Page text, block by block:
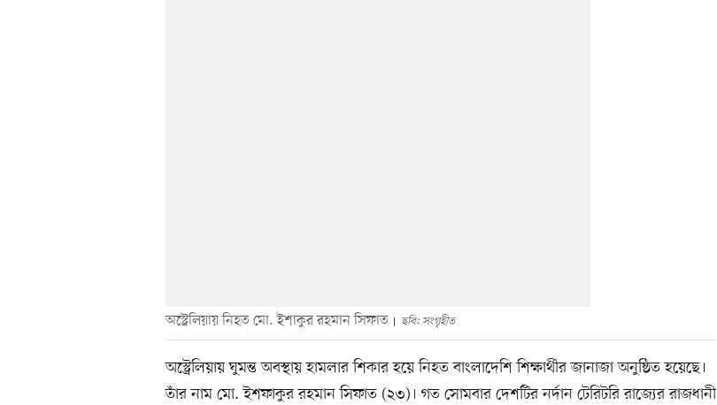
অস্ট্রেলিয়ায় নিহত মো. ইশাকুর রহমান সিফাত ছবি: সংগৃহীত
অস্ট্রেলিয়ায় ঘুমন্ত অবস্থায় হামলার শিকার হয়ে নিহত বাংলাদেশি শিক্ষার্থীর জানাজা অনুষ্ঠিত হয়েছে।
তাঁর নাম মো. ইশফাকুর রহমান সিফাত (২৩)। গত সোমবার দেশটির নর্দান টেরিটরি রাজ্যের রাজধানী